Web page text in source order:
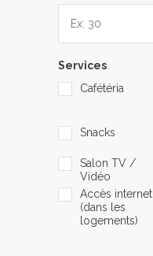
Services
Cafétéria
Snacks
Salon TV /
Vidéo
Accès internet
(dans les
logements)